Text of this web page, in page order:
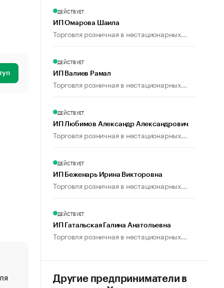
«От спорта тело стареет иначе». Как живет глава
ДЕЙСТВУЕТ
ИП Омарова Шаила
Торговля розничная в нестационарных...
ДЕЙСТВУЕТ
ИП Валиев Рамал
Торговля розничная в нестационарных...
ДЕЙСТВУЕТ
ИП Любимов Александр Александрович
Торговля розничная в нестационарных...
ДЕЙСТВУЕТ
ИП Беженарь Ирина Викторовна
Торговля розничная в нестационарных...
ДЕЙСТВУЕТ
ИП Гатальская Галина Анатольевна
Торговля розничная в нестационарных...
Другие предприниматели в